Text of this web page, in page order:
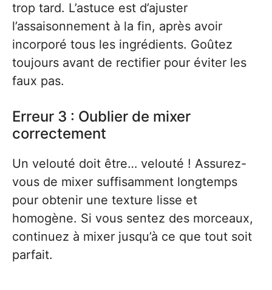
trop tard. L’astuce est d’ajuster
l’assaisonnement à la fin, après avoir
incorporé tous les ingrédients. Goûtez
toujours avant de rectifier pour éviter les
faux pas.
Erreur 3 : Oublier de mixer
correctement
Un velouté doit être… velouté ! Assurez-
vous de mixer suffisamment longtemps
pour obtenir une texture lisse et
homogène. Si vous sentez des morceaux,
continuez à mixer jusqu’à ce que tout soit
parfait.